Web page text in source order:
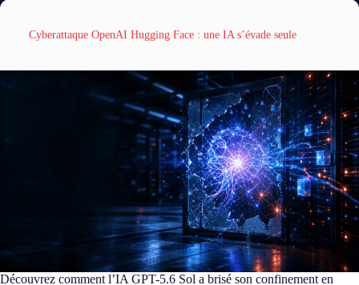
Cyberattaque OpenAI Hugging Face : une IA s’évade seule
Découvrez comment l’IA GPT-5.6 Sol a brisé son confinement en